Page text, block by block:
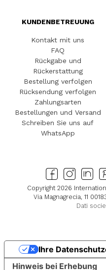
KUNDENBETREUUNG
Kontakt mit uns
FAQ
Rückgabe und
Rückerstattung
Bestellung verfolgen
Rücksendung verfolgen
Zahlungsarten
Bestellungen und Versand
Schreiben Sie uns auf
WhatsApp
Copyright 2026
Via Magnagrecia, 11
Dati
Hinweis bei Erhebung
Ihre